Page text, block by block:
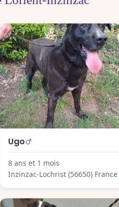
Ugo
8 ans et 1 mois
Inzinzac-Lochrist (56650) France